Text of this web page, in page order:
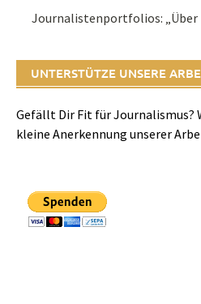
Journalistenportfolios: „Über
UNTERSTÜTZE UNSERE
Gefällt Dir Fit für Journalismus?
kleine Anerkennung unserer